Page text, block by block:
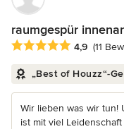
raumgespür
Durchschnittliche
4,9 (11
„Best of Houzz“-
Wir lieben was wir tun!
ist mit viel